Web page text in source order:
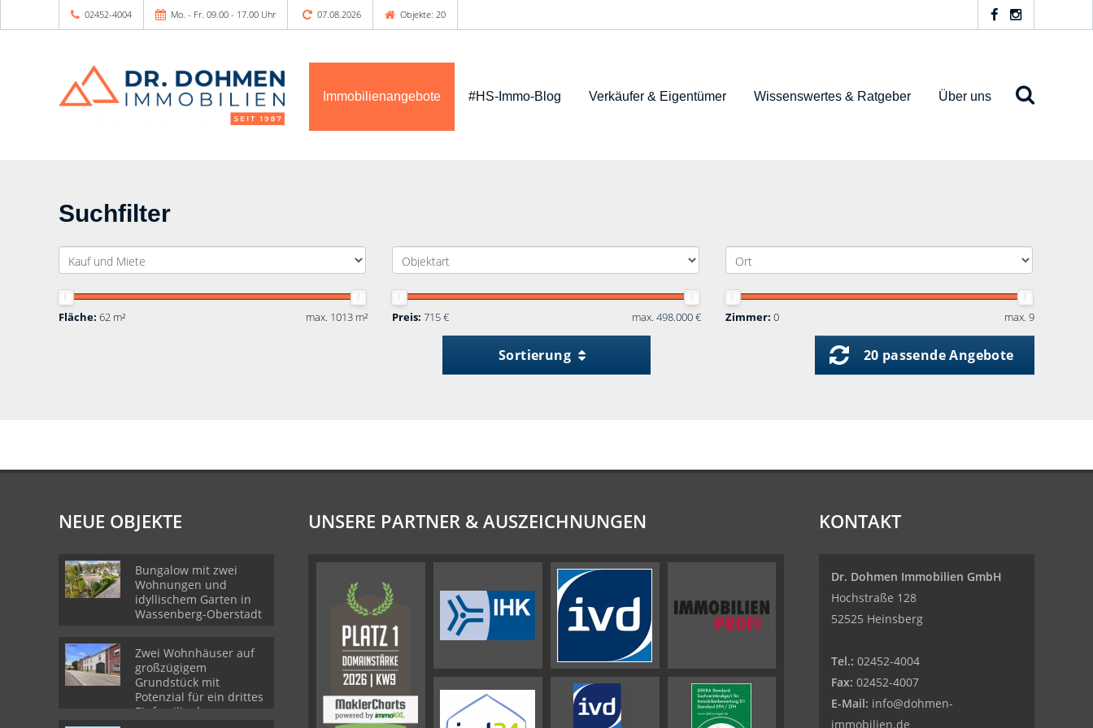
02452-4004 Mo. - Fr. 09.00 - 17.00 Uhr 07.08.2026 Objekte: 20
Immobilienangebote #HS-Immo-Blog Verkäufer & Eigentümer Wissenswertes & Ratgeber Über uns
Suchfilter
Fläche: 62 m² max. 1013 m² Preis: 715 € max. 498.000 € Zimmer: 0 max. 9
Sortierung 20 passende Angebote
NEUE OBJEKTE
Bungalow mit zwei
Wohnungen und
idyllischem Garten in
Wassenberg-Oberstadt
Zwei Wohnhäuser auf
großzügigem
Grundstück mit
Potenzial für ein drittes
Einfamilienhaus
UNSERE PARTNER & AUSZEICHNUNGEN KONTAKT
Dr. Dohmen Immobilien GmbH
Hochstraße 128
52525 Heinsberg
Tel.: 02452-4004
Fax: 02452-4007
E-Mail: info@dohmen-
immobilien.de